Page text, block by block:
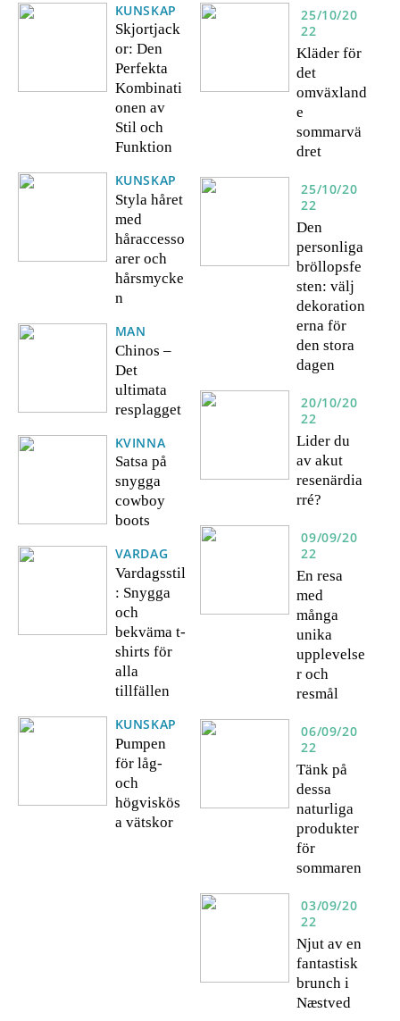
KUNSKAP
Skjortjack
or: Den
Perfekta
Kombinati
onen av
Stil och
Funktion
KUNSKAP
Styla håret
med
håraccesso
arer och
hårsmycke
n
MAN
Chinos –
Det
ultimata
resplagget
KVINNA
Satsa på
snygga
cowboy
boots
VARDAG
Vardagsstil
: Snygga
och
bekväma t-
shirts för
alla
tillfällen
KUNSKAP
Pumpen
för låg-
och
högviskös
a vätskor
25/10/20
22
Kläder för
det
omväxland
e
sommarvä
dret
25/10/20
22
Den
personliga
bröllopsfe
sten: välj
dekoration
erna för
den stora
dagen
20/10/20
22
Lider du
av akut
resenärdia
rré?
09/09/20
22
En resa
med
många
unika
upplevelse
r och
resmål
06/09/20
22
Tänk på
dessa
naturliga
produkter
för
sommaren
03/09/20
22
Njut av en
fantastisk
brunch i
Næstved